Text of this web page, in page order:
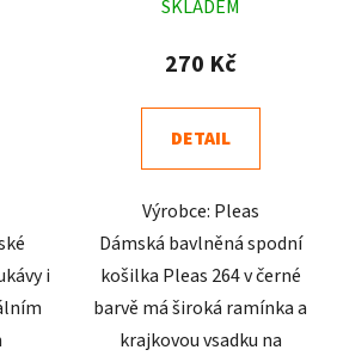
i
hodnocení
produktu
4,9
z
hvězdiček.
SKLADEM
270 Kč
DETAIL
Výrobce: Pleas
Dámská bavlněná spodní
košilka Pleas 264 v černé
barvě má široká ramínka a
krajkovou vsadku na